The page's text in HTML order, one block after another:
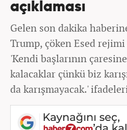
açıklaması
Gelen son dakika
Trump, çöken Esed
'Kendi başlarının
kalacaklar çünkü biz
da karışmayacak.'